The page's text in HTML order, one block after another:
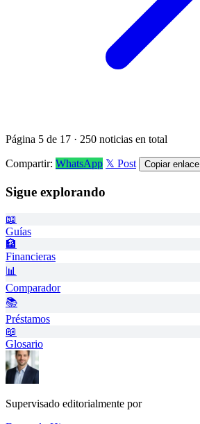
Página 5 de 17 · 250 noticias en total
Compartir: WhatsApp 𝕏 Post Copiar enlace
Sigue explorando
📖
Guías
🏦
Financieras
📊
Comparador
📚
Préstamos
📖
Glosario
Supervisado editorialmente por